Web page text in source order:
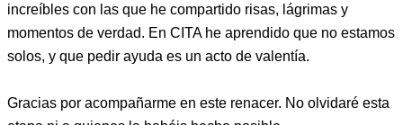
increíbles con las que he compartido risas, lágrimas y
momentos de verdad. En CITA he aprendido que no estamos
solos, y que pedir ayuda es un acto de valentía.
Gracias por acompañarme en este renacer. No olvidaré esta